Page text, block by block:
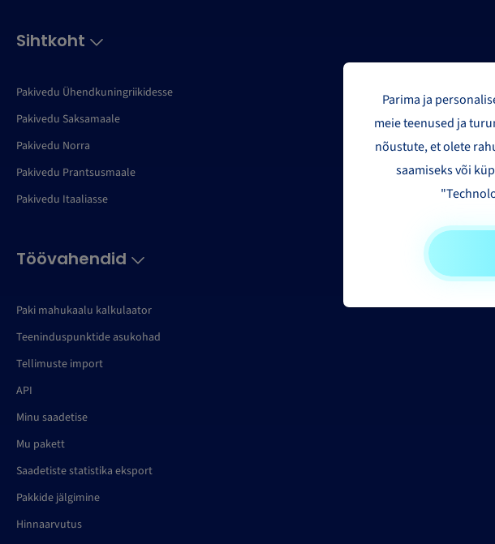
Sihtkoht
Pakivedu Ühendkuningriikidesse
Pakivedu Saksamaale
Pakivedu Norra
Pakivedu Prantsusmaale
Pakivedu Itaaliasse
Töövahendid
Paki mahukaalu kalkulaator
Teeninduspunktide asukohad
Tellimuste import
API
Minu saadetise
Mu pakett
Saadetiste statistika eksport
Pakkide jälgimine
Hinnaarvutus
Parima ja
meie teenused ja
nõustute, et olete
saamiseks või